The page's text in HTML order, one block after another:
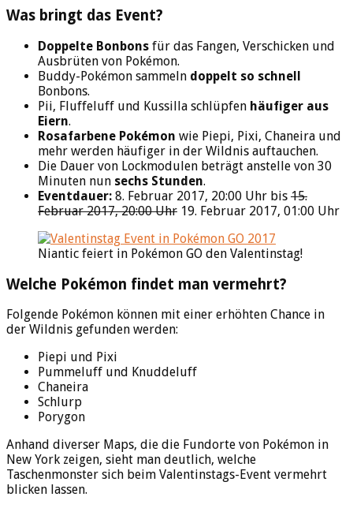
Was bringt das Event?
Doppelte Bonbons für das Fangen, Verschicken und
Ausbrüten von Pokémon.
Buddy-Pokémon sammeln doppelt so schnell
Bonbons.
Pii, Fluffeluff und Kussilla schlüpfen häufiger aus
Eiern.
Rosafarbene Pokémon wie Piepi, Pixi, Chaneira und
mehr werden häufiger in der Wildnis auftauchen.
Die Dauer von Lockmodulen beträgt anstelle von 30
Minuten nun sechs Stunden.
Eventdauer: 8. Februar 2017, 20:00 Uhr bis 15.
Februar 2017, 20:00 Uhr 19. Februar 2017, 01:00 Uhr
Niantic feiert in Pokémon GO den Valentinstag!
Welche Pokémon findet man vermehrt?
Folgende Pokémon können mit einer erhöhten Chance in
der Wildnis gefunden werden:
Piepi und Pixi
Pummeluff und Knuddeluff
Chaneira
Schlurp
Porygon
Anhand diverser Maps, die die Fundorte von Pokémon in
New York zeigen, sieht man deutlich, welche
Taschenmonster sich beim Valentinstags-Event vermehrt
blicken lassen.